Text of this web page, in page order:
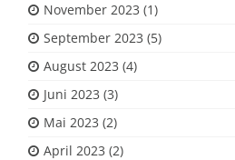
November 2023 (1)
September 2023 (5)
August 2023 (4)
Juni 2023 (3)
Mai 2023 (2)
April 2023 (2)